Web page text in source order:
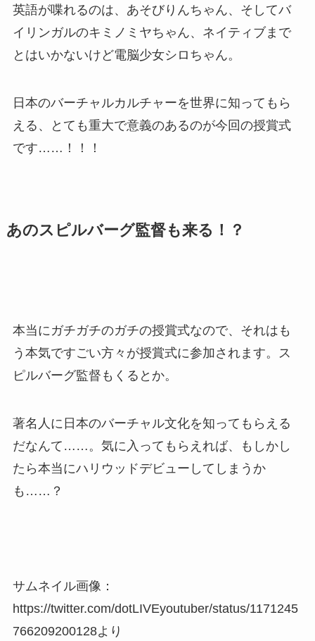
英語が喋れるのは、あそびりんちゃん、そしてバ
イリンガルのキミノミヤちゃん、ネイティブまで
とはいかないけど電脳少女シロちゃん。
日本のバーチャルカルチャーを世界に知ってもら
える、とても重大で意義のあるのが今回の授賞式
です……！！！
あのスピルバーグ監督も来る！？
本当にガチガチのガチの授賞式なので、それはも
う本気ですごい方々が授賞式に参加されます。ス
ピルバーグ監督もくるとか。
著名人に日本のバーチャル文化を知ってもらえる
だなんて……。 気に入ってもらえれば、もしかし
たら本当にハリウッドデビューしてしまうか
も……？
サムネイル画像：
https://twitter.com/dotLIVEyoutuber/status/1171245
766209200128より